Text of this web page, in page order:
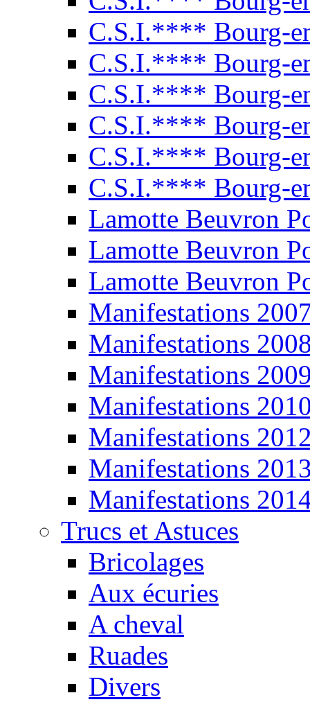
C.S.I.**** Bourg-
C.S.I.**** Bourg-
C.S.I.**** Bourg-
C.S.I.**** Bourg-
C.S.I.**** Bourg-
C.S.I.**** Bourg-
Lamotte Beuvron
Lamotte Beuvron
Lamotte Beuvron
Manifestations
Manifestations
Manifestations
Manifestations
Manifestations
Manifestations
Manifestations
Trucs et Astuces
Bricolages
Aux écuries
A cheval
Ruades
Divers